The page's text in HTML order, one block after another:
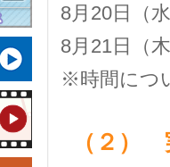
8月20日（
8月21日（
※時間につ
（２）